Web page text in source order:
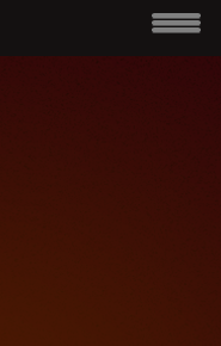
06 (1) 215 4938